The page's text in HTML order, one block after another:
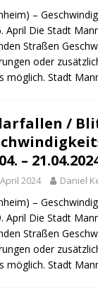
–
April Die Stadt
Straßen
oder
möglich. Stadt
/
–
2024 Daniel
–
April Die Stadt
Straßen
oder
möglich. Stadt